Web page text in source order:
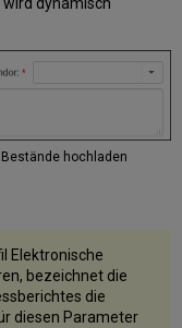
hochladen
Elektronische
bezeichnet die
die
diesen Parameter